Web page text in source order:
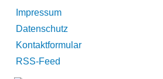
Impressum
Datenschutz
Kontaktformular
RSS-Feed